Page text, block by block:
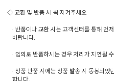
◇ 교환 및 반품 시 꼭 지켜주세요
· 반품이나 교환 시는 고객센터를 통해 먼
바랍니다.
· 임의로 반품하시는 경우 처리가 지연될
· 상품 반품 시에는 상품 발송 시 동봉되
합니다.